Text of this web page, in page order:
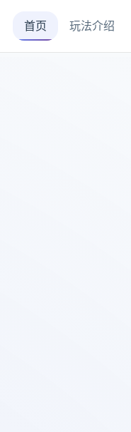
首页 玩法介绍